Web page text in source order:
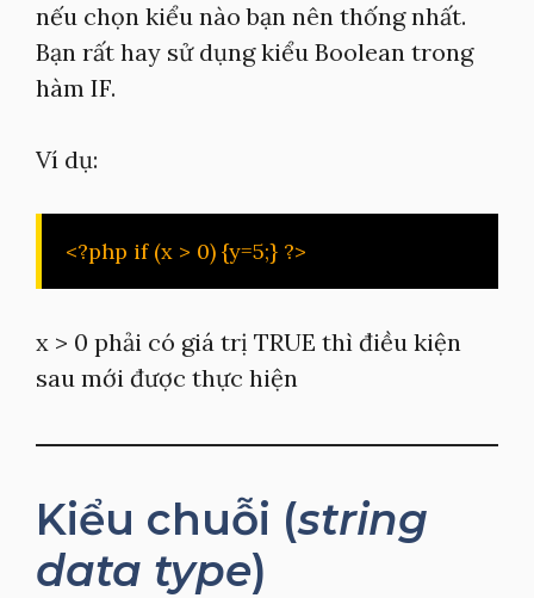
nếu chọn kiểu nào bạn nên thống nhất.
Bạn rất hay sử dụng kiểu Boolean trong
hàm IF.
Ví dụ:
<?php if (x > 0) {y=5;} ?>
x > 0 phải có giá trị TRUE thì điều kiện
sau mới được thực hiện
Kiểu chuỗi (string
data type)